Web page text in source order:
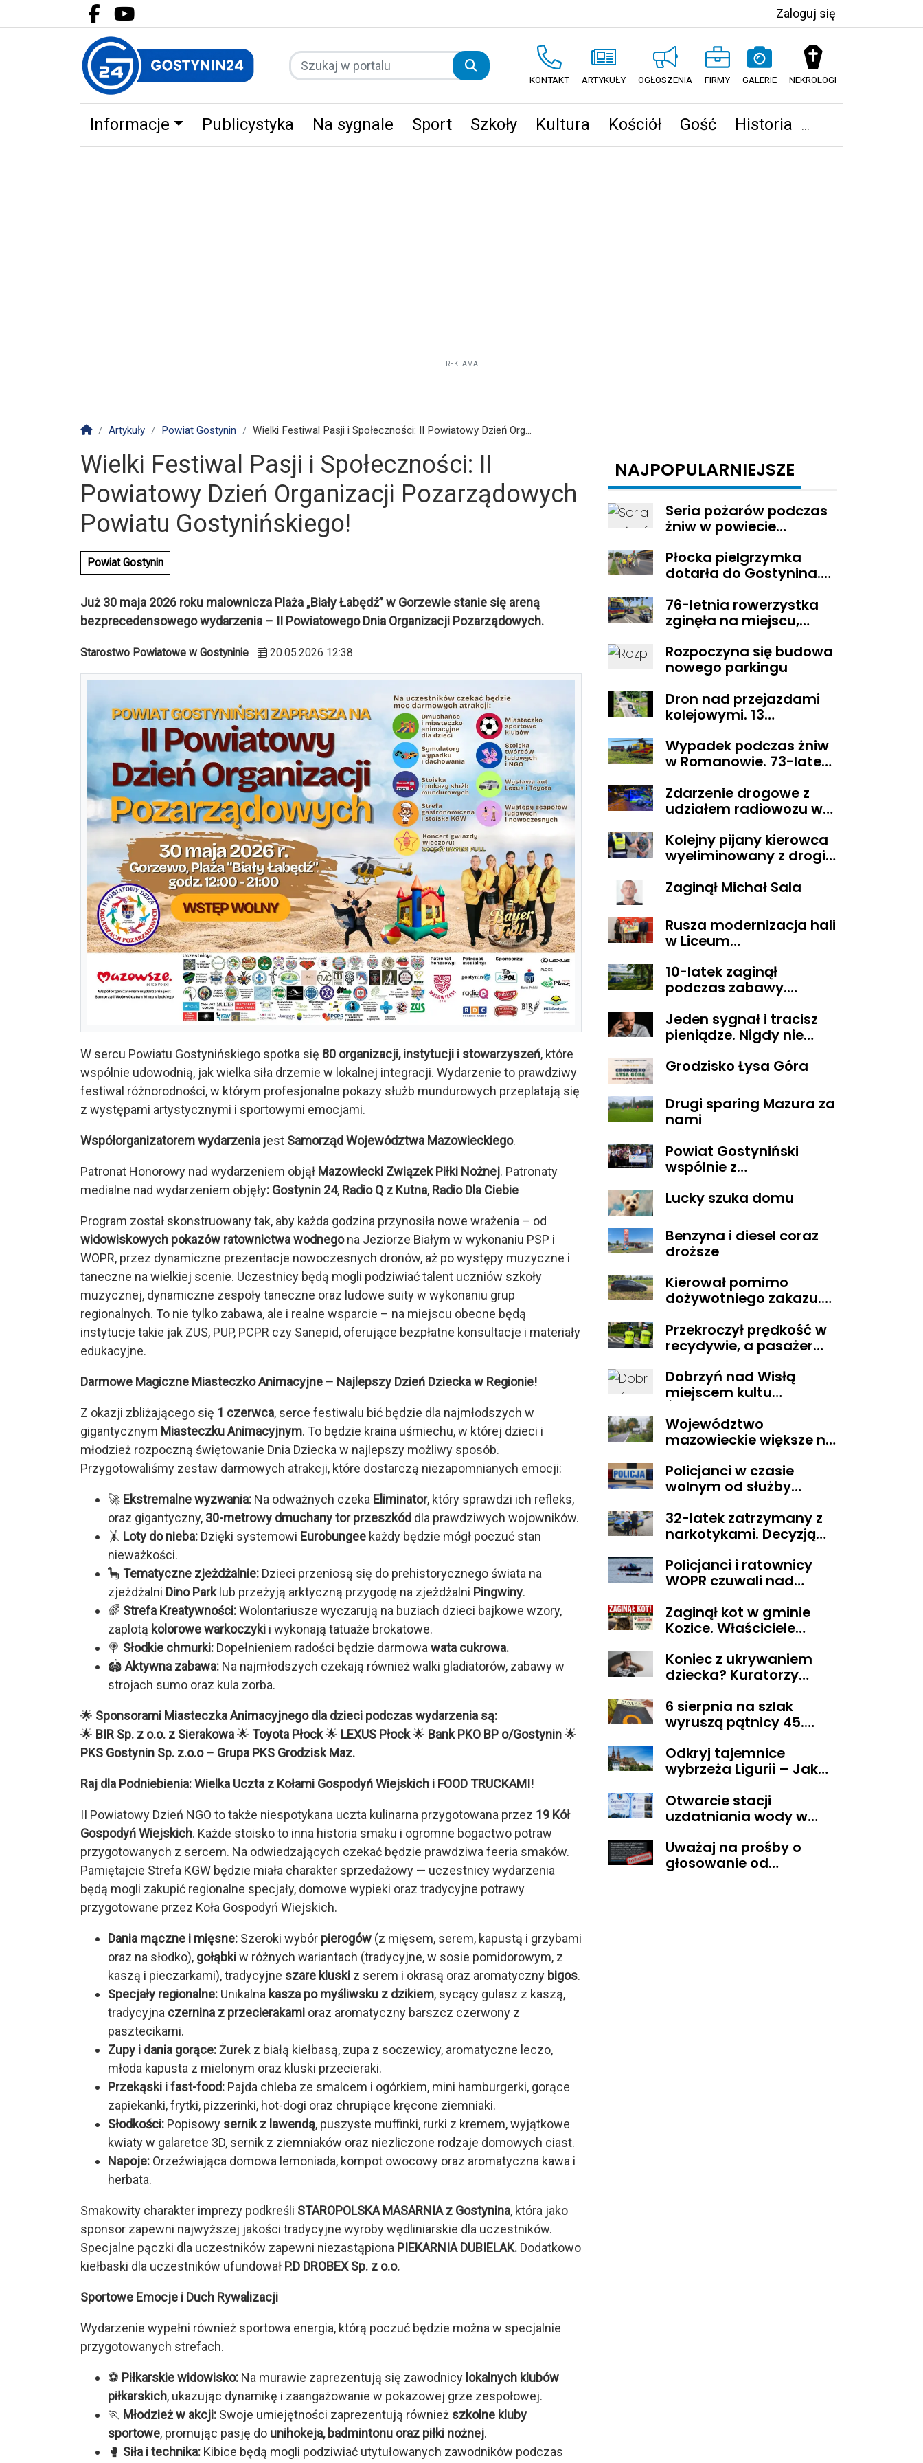
Facebook.com
Youtube.com Zaloguj się
KONTAKT ARTYKUŁY OGŁOSZENIA FIRMY GALERIE NEKROLOGI
Informacje Publicystyka Na sygnale Sport Szkoły Kultura Kościół Gość Historia
REKLAMA
Strona główna
Artykuły Powiat Gostynin Wielki Festiwal Pasji i Społeczności: II Powiatowy Dzień Org...
Wielki Festiwal Pasji i Społeczności: II
Powiatowy Dzień Organizacji Pozarządowych
Powiatu Gostynińskiego!
Powiat Gostynin
Już 30 maja 2026 roku malownicza Plaża „Biały Łabędź” w Gorzewie stanie się areną
bezprecedensowego wydarzenia – II Powiatowego Dnia Organizacji Pozarządowych.
Starostwo Powiatowe w Gostyninie 20.05.2026 12:38
W sercu Powiatu Gostynińskiego spotka się 80 organizacji, instytucji i stowarzyszeń, które
wspólnie udowodnią, jak wielka siła drzemie w lokalnej integracji. Wydarzenie to prawdziwy
festiwal różnorodności, w którym profesjonalne pokazy służb mundurowych przeplatają się
z występami artystycznymi i sportowymi emocjami.
Współorganizatorem wydarzenia jest Samorząd Województwa Mazowieckiego.
Patronat Honorowy nad wydarzeniem objął Mazowiecki Związek Piłki Nożnej. Patronaty
medialne nad wydarzeniem objęły: Gostynin 24, Radio Q z Kutna, Radio Dla Ciebie
Program został skonstruowany tak, aby każda godzina przynosiła nowe wrażenia – od
widowiskowych pokazów ratownictwa wodnegona Jeziorze Białym w wykonaniu PSP i
WOPR, przez dynamiczne prezentacje nowoczesnych dronów, aż po występy muzyczne i
taneczne na wielkiej scenie. Uczestnicy będą mogli podziwiać talent uczniów szkoły
muzycznej, dynamiczne zespoły taneczne oraz ludowe suity w wykonaniu grup
regionalnych. To nie tylko zabawa, ale i realne wsparcie – na miejscu obecne będą
instytucje takie jak ZUS, PUP, PCPR czy Sanepid, oferujące bezpłatne konsultacje i materiały
edukacyjne.
Darmowe Magiczne Miasteczko Animacyjne – Najlepszy Dzień Dziecka w Regionie!
Z okazji zbliżającego się 1 czerwca, serce festiwalu bić będzie dla najmłodszych w
gigantycznym Miasteczku Animacyjnym. To będzie kraina uśmiechu, w której dzieci i
młodzież rozpoczną świętowanie Dnia Dziecka w najlepszy możliwy sposób.
Przygotowaliśmy zestaw darmowych atrakcji, które dostarczą niezapomnianych emocji:
🚀 Ekstremalne wyzwania: Na odważnych czeka Eliminator, który sprawdzi ich refleks,
oraz gigantyczny, 30-metrowy dmuchany tor przeszkód dla prawdziwych wojowników.
🤸 Loty do nieba: Dzięki systemowi Eurobungee każdy będzie mógł poczuć stan
nieważkości.
🦕 Tematyczne zjeżdżalnie: Dzieci przeniosą się do prehistorycznego świata na
zjeżdżalni Dino Parklub przeżyją arktyczną przygodę na zjeżdżalni Pingwiny.
🌈 Strefa Kreatywności:Wolontariusze wyczarują na buziach dzieci bajkowe wzory,
zaplotą kolorowe warkoczyki i wykonają tatuaże brokatowe.
🍭 Słodkie chmurki: Dopełnieniem radości będzie darmowa wata cukrowa.
🏟️ Aktywna zabawa: Na najmłodszych czekają również walki gladiatorów, zabawy w
strojach sumo oraz kula zorba.
🌟 Sponsorami Miasteczka Animacyjnego dla dzieci podczas wydarzenia są:
🌟 BIR Sp. z o.o. z Sierakowa🌟 Toyota Płock🌟 LEXUS Płock🌟 Bank PKO BP o/Gostynin🌟
PKS Gostynin Sp. z.o.o – Grupa PKS Grodzisk Maz.
Raj dla Podniebienia: Wielka Uczta z Kołami Gospodyń Wiejskich i FOOD TRUCKAMI!
II Powiatowy Dzień NGO to także niespotykana uczta kulinarna przygotowana przez 19 Kół
Gospodyń Wiejskich. Każde stoisko to inna historia smaku i ogromne bogactwo potraw
przygotowanych z sercem. Na odwiedzających czekać będzie prawdziwa feeria smaków.
Pamiętajcie Strefa KGW będzie miała charakter sprzedażowy — uczestnicy wydarzenia
będą mogli zakupić regionalne specjały, domowe wypieki oraz tradycyjne potrawy
przygotowane przez Koła Gospodyń Wiejskich.
Dania mączne i mięsne: Szeroki wybór pierogów (z mięsem, serem, kapustą i grzybami
oraz na słodko), gołąbkiw różnych wariantach (tradycyjne, w sosie pomidorowym, z
kaszą i pieczarkami), tradycyjne szare kluski z serem i okrasą oraz aromatyczny bigos.
Specjały regionalne: Unikalna kasza po myśliwsku z dzikiem, sycący gulasz z kaszą,
tradycyjna czernina z przecierakami oraz aromatyczny barszcz czerwony z
pasztecikami.
Zupy i dania gorące: Żurek z białą kiełbasą, zupa z soczewicy, aromatyczne leczo,
młoda kapusta z mielonym oraz kluski przecieraki.
Przekąski i fast-food: Pajda chleba ze smalcem i ogórkiem, mini hamburgerki, gorące
zapiekanki, frytki, pizzerinki, hot-dogi oraz chrupiące kręcone ziemniaki.
Słodkości: Popisowy sernik z lawendą, puszyste muffinki, rurki z kremem, wyjątkowe
kwiaty w galaretce 3D, sernik z ziemniaków oraz niezliczone rodzaje domowych ciast.
Napoje: Orzeźwiająca domowa lemoniada, kompot owocowy oraz aromatyczna kawa i
herbata.
Smakowity charakter imprezy podkreśli STAROPOLSKA MASARNIA z Gostynina, która jako
sponsor zapewni najwyższej jakości tradycyjne wyroby wędliniarskie dla uczestników.
Specjalne pączki dla uczestników zapewni niezastąpiona PIEKARNIA DUBIELAK. Dodatkowo
kiełbaski dla uczestników ufundował P.D DROBEX Sp. z o.o.
Sportowe Emocje i Duch Rywalizacji
Wydarzenie wypełni również sportowa energia, którą poczuć będzie można w specjalnie
przygotowanych strefach.
⚽ Piłkarskie widowisko: Na murawie zaprezentują się zawodnicy lokalnych klubów
piłkarskich, ukazując dynamikę i zaangażowanie w pokazowej grze zespołowej.
🏃 Młodzież w akcji: Swoje umiejętności zaprezentują również szkolne kluby
sportowe, promując pasję do unihokeja, badmintonu oraz piłki nożnej.
🥊 Siła i technika: Kibice będą mogli podziwiać utytułowanych zawodników podczas
NAJPOPULARNIEJSZE
Seria pożarów podczas
żniw w powiecie
Płocka pielgrzymka
dotarła do Gostynina.
Jasną Górę
76-letnia rowerzystka
zginęła na miejscu,
Brudzenia Dużego
zablokowana
Rozpoczyna się budowa
nowego parkingu
Dron nad przejazdami
kolejowymi. 13
podczas działań
„Bezpieczny przejazd
Wypadek podczas żniw
w Romanowie. 73-latek
Zdarzenie drogowe z
udziałem radiowozu w
Kolejny pijany kierowca
wyeliminowany z drogi.
alkoholu
Zaginął Michał Sala
Rusza modernizacja hali
w Liceum
T. Kościuszki w
Gostyninie
10-latek zaginął
podczas zabawy.
szczęśliwie
Jeden sygnał i tracisz
pieniądze. Nigdy nie
numery
Grodzisko Łysa Góra
Drugi sparing Mazura za
nami
Powiat Gostyniński
wspólnie z
POZARZĄDOWYMI
Budżetu
Obywatelskiego
Mazowsza dla
Organizacji z naszego
terenu!
Lucky szuka domu
Benzyna i diesel coraz
droższe
Kierował pomimo
dożywotniego zakazu.
Przekroczył prędkość w
recydywie, a pasażer
poszukiwaną
Dobrzyń nad Wisłą
miejscem kultu
Neapolu
Województwo
mazowieckie większe niż
zarządzaniu. Eksperci
proponują podział
Policjanci w czasie
wolnym od służby
poszukiwanego
32-latek zatrzymany z
narkotykami. Decyzją
Policjanci i ratownicy
WOPR czuwali nad
uczestnika wyjątkowej
wyprawy
Zaginął kot w gminie
Kozice. Właściciele
pomoc
Koniec z ukrywaniem
dziecka? Kuratorzy
jakich nie mieli
6 sierpnia na szlak
wyruszą pątnicy 45.
Diecezji Płockiej na
Jasną Górę
Odkryj tajemnice
wybrzeża Ligurii – Jak
chwile w krainie pesto i
słońca
Otwarcie stacji
uzdatniania wody w
Uważaj na prośby o
głosowanie od